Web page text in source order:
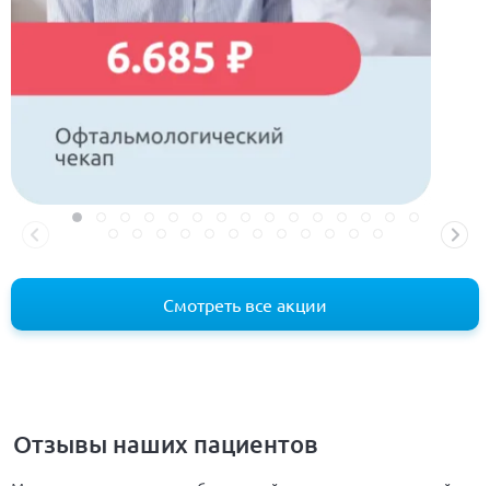
Смотреть все акции
Отзывы наших пациентов